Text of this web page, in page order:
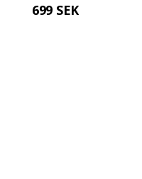
699 SEK